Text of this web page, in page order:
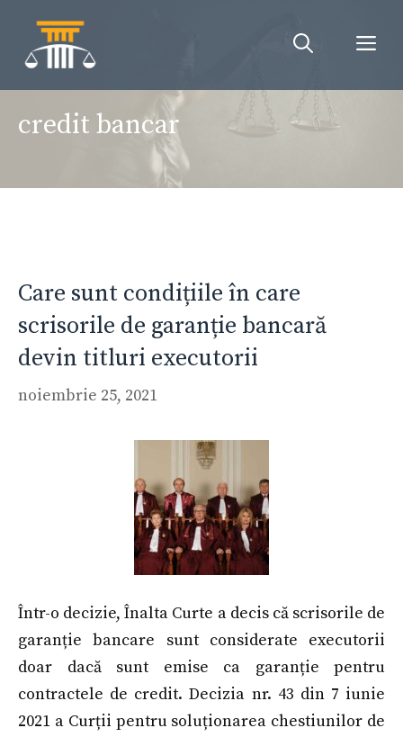
conținut
credit bancar
Care sunt condițiile în care
scrisorile de garanție bancară
devin titluri executorii
noiembrie 25, 2021
Într-o decizie, Înalta Curte a decis că scrisorile de
garanție bancare sunt considerate executorii
doar dacă sunt emise ca garanție pentru
contractele de credit. Decizia nr. 43 din 7 iunie
2021 a Curții pentru soluționarea chestiunilor de